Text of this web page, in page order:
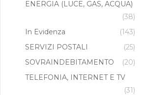
ENERGIA (LUCE, GAS, ACQUA)
(38)
In Evidenza
(143)
SERVIZI POSTALI
(25)
SOVRAINDEBITAMENTO
(20)
TELEFONIA, INTERNET E TV
(31)